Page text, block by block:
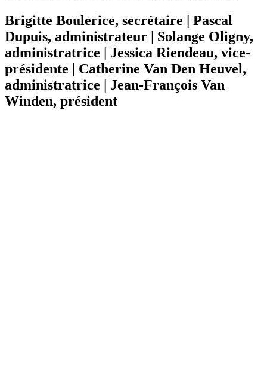
Brigitte Boulerice, secrétaire | Pascal
Dupuis, administrateur | Solange Oligny,
administratrice | Jessica Riendeau, vice-
présidente | Catherine Van Den Heuvel,
administratrice | Jean-François Van
Winden, président